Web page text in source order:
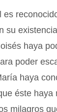
es
su
haya
poder
haya
éste haya
milagros